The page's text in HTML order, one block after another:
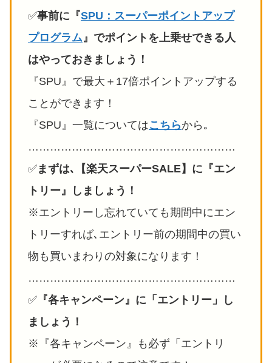
✅️事前に『SPU：スーパーポイントアップ
プログラム』でポイントを上乗せできる人
はやっておきましょう！
『SPU』で最大＋17倍ポイントアップする
ことができます！
『SPU』一覧についてはこちらから｡
…………………………………………………
✅️まずは､ 【楽天スーパーSALE】 に『エン
トリー』しましょう！
※エントリーし忘れていても期間中にエン
トリーすれば､エントリー前の期間中の買い
物も買いまわりの対象になります！
…………………………………………………
✅️ 『各キャンペーン』に「エントリー」し
ましょう！
※『各キャンペーン』も必ず「エントリ